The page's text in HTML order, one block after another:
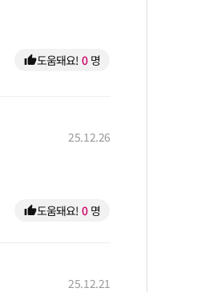
thumb_up도움돼요! 0 명
25.12.26
thumb_up도움돼요! 0 명
25.12.21